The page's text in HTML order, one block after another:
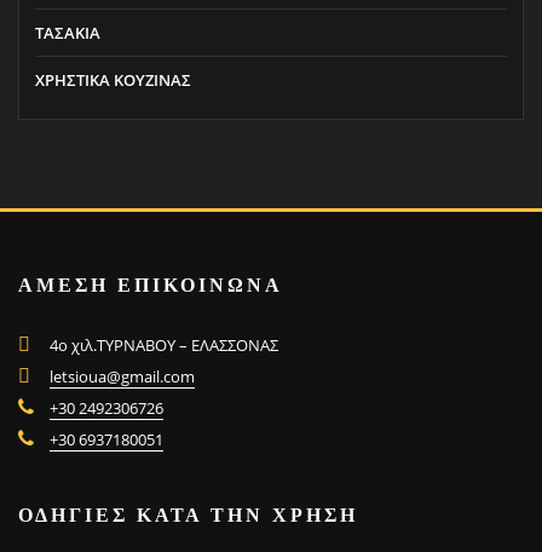
ΤΑΣΑΚΙΑ
ΧΡΗΣΤΙΚΑ ΚΟΥΖΙΝΑΣ
ΑΜΕΣΗ ΕΠΙΚΟΙΝΩΝΑ
4ο χιλ.ΤΥΡΝΑΒΟΥ – ΕΛΑΣΣΟΝΑΣ
letsioua@gmail.com
+30 2492306726
+30 6937180051
ΟΔΗΓΙΕΣ ΚΑΤΑ ΤΗΝ ΧΡΗΣΗ